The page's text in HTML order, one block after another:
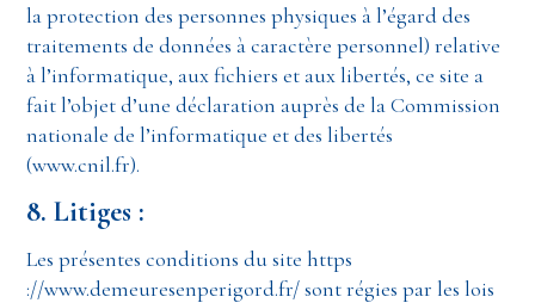
la protection des personnes physiques à l’égard des
traitements de données à caractère personnel) relative
à l’informatique, aux fichiers et aux libertés, ce site a
fait l’objet d’une déclaration auprès de la Commission
nationale de l’informatique et des libertés
(www.cnil.fr).
8. Litiges :
Les présentes conditions du site https
://www.demeuresenperigord.fr/ sont régies par les lois